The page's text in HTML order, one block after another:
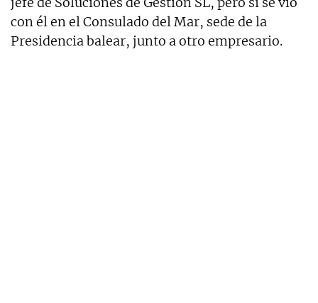
con él en el Consulado del Mar, sede de la
Presidencia balear, junto a otro empresario.